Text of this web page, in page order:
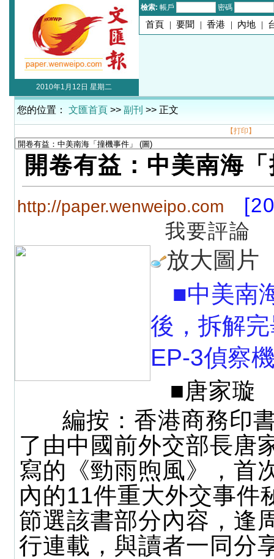
檢索: 帳戶 密碼
首頁 | 要聞 | 香港 | 內地 |
2010年1月12日 星期二
您的位置： 文匯首頁 >> 副刊 >> 正文
【打印】
開卷有益：中美南海
http://paper.wenweipo.com
我要評論
放大圖片
■中美南
後，拆解
EP-3偵察
■唐家璇
編按：香港商務印
了由中國前外交部長唐
寫的《勁雨煦風》，首
內的11件重大外交事件
節選該書部分內容，逢
行連載，與讀者一同分